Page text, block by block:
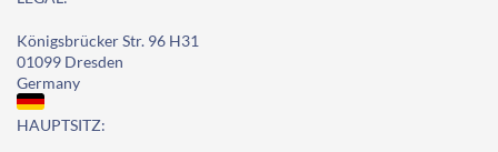
Königsbrücker Str. 96 H31
01099 Dresden
Germany
HAUPTSITZ: